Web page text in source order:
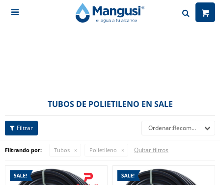

TUBOS DE POLIETILENO EN SALE
Recomendados
Filtrando por: Tubos Polietileno Quitar filtros